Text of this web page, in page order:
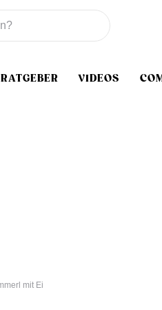
RATGEBER VIDEOS
mit Ei